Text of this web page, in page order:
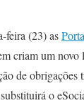
feira (23) as
criam um novo
de obrigações
o